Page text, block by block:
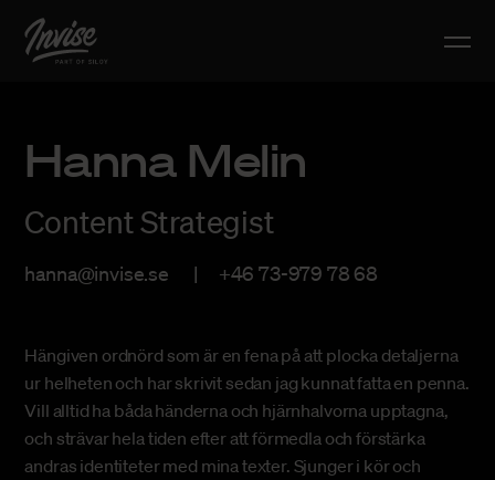
Hanna Melin
Content Strategist
hanna@invise.se +46 73-979 78 68
Hängiven ordnörd som är en fena på att plocka detaljerna
ur helheten och har skrivit sedan jag kunnat fatta en penna.
Vill alltid ha båda händerna och hjärnhalvorna upptagna,
och strävar hela tiden efter att förmedla och förstärka
andras identiteter med mina texter. Sjunger i kör och